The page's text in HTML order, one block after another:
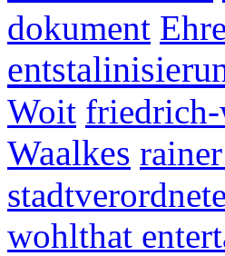
dokument
Woit
Waalkes
wohlthat